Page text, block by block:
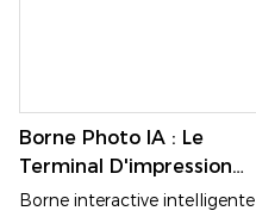
Borne Photo IA : Le
Terminal D'impression
Et De Prise De Photos
Borne interactive intelligente